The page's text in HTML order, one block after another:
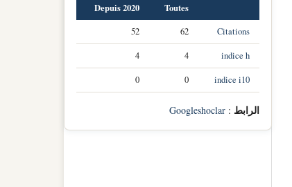
Toutes
Depuis 2020
Citations
62
52
indice h
4
4
indice i10
0
0
الرابط :
Googleshoclar